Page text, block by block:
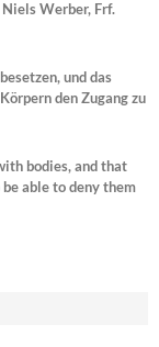
Werber, Frf.
und das
den Zugang zu
bodies, and that
able to deny them